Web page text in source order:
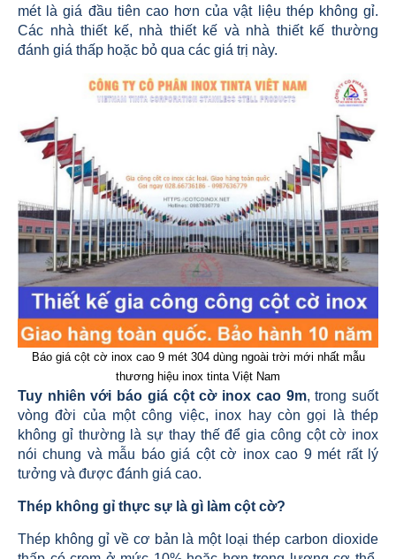
mét là giá đầu tiên cao hơn của vật liệu thép không gỉ.
Các nhà thiết kế, nhà thiết kế và nhà thiết kế thường
đánh giá thấp hoặc bỏ qua các giá trị này.
Báo giá cột cờ inox cao 9 mét 304 dùng ngoài trời mới nhất mẫu
thương hiệu inox tinta Việt Nam
Tuy nhiên với báo giá cột cờ inox cao 9m, trong suốt
vòng đời của một công việc, inox hay còn gọi là thép
không gỉ thường là sự thay thế để gia công cột cờ inox
nói chung và mẫu báo giá cột cờ inox cao 9 mét rất lý
tưởng và được đánh giá cao.
Thép không gỉ thực sự là gì làm cột cờ?
Thép không gỉ về cơ bản là một loại thép carbon dioxide